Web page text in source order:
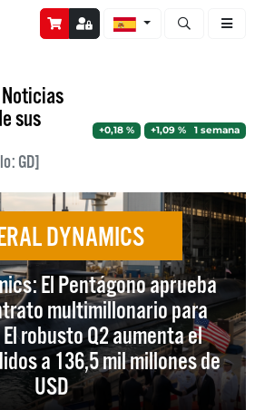
Abrir
sus
GD]
+0,18 % +1,09 % 1 semana
DYNAMICS
El Pentágono aprueba
multimillonario para
robusto Q2 aumenta el
a 136,5 mil millones de
USD